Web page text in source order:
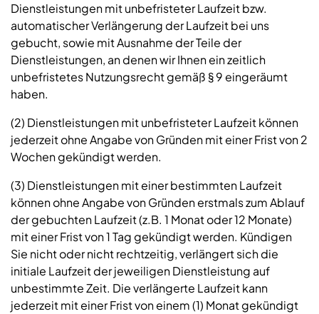
Dienstleistungen mit unbefristeter Laufzeit bzw.
automatischer Verlängerung der Laufzeit bei uns
gebucht, sowie mit Ausnahme der Teile der
Dienstleistungen, an denen wir Ihnen ein zeitlich
unbefristetes Nutzungsrecht gemäß § 9 eingeräumt
haben.
(2) Dienstleistungen mit unbefristeter Laufzeit können
jederzeit ohne Angabe von Gründen mit einer Frist von 2
Wochen gekündigt werden.
(3) Dienstleistungen mit einer bestimmten Laufzeit
können ohne Angabe von Gründen erstmals zum Ablauf
der gebuchten Laufzeit (z.B. 1 Monat oder 12 Monate)
mit einer Frist von 1 Tag gekündigt werden. Kündigen
Sie nicht oder nicht rechtzeitig, verlängert sich die
initiale Laufzeit der jeweiligen Dienstleistung auf
unbestimmte Zeit. Die verlängerte Laufzeit kann
jederzeit mit einer Frist von einem (1) Monat gekündigt